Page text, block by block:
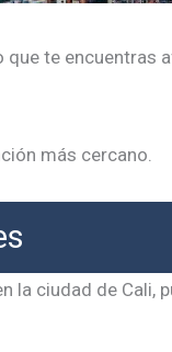
te encuentras
más cercano.
la ciudad de Cali,